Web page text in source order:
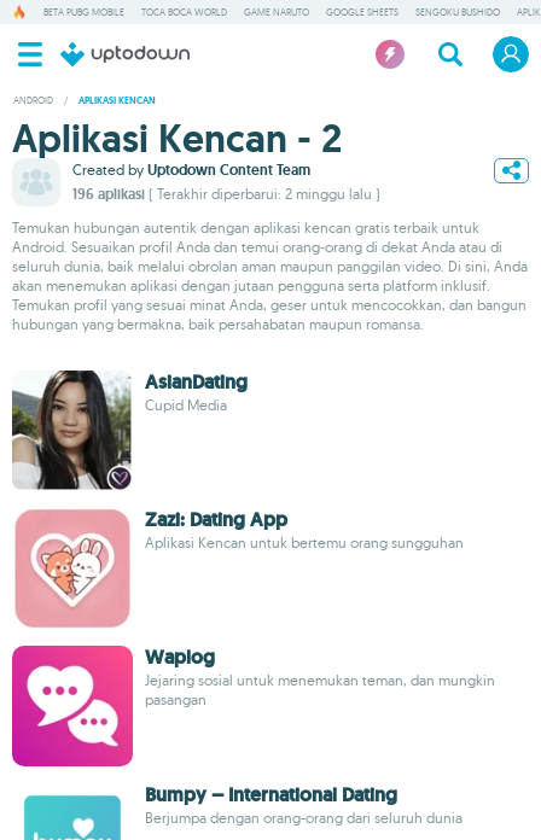
BETA PUBG MOBILE TOCA BOCA WORLD GAME NARUTO GOOGLE SHEETS SENGOKU BUSHIDO
ANDROID / APLIKASI KENCAN
Aplikasi Kencan - 2
Created by Uptodown Content Team
196 aplikasi ( Terakhir diperbarui: 2 minggu lalu )
Temukan hubungan autentik dengan aplikasi kencan gratis terbaik untuk
Android. Sesuaikan profil Anda dan temui orang-orang di dekat Anda atau di
seluruh dunia, baik melalui obrolan aman maupun panggilan video. Di sini, Anda
akan menemukan aplikasi dengan jutaan pengguna serta platform inklusif.
Temukan profil yang sesuai minat Anda, geser untuk mencocokkan, dan bangun
hubungan yang bermakna, baik persahabatan maupun romansa.
AsianDating
Cupid Media
Zazi: Dating App
Aplikasi Kencan untuk bertemu orang sungguhan
Waplog
Jejaring sosial untuk menemukan teman, dan mungkin
pasangan
Bumpy – International Dating
Berjumpa dengan orang-orang dari seluruh dunia